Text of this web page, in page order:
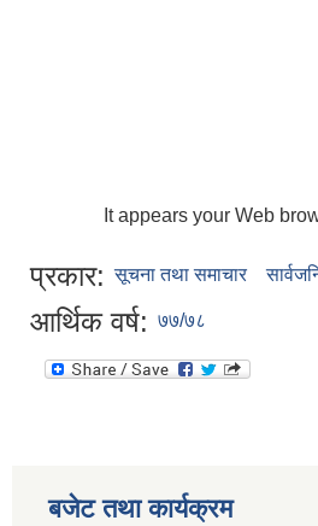
It appears your Web
प्रकार: सूचना तथा समाचार
आर्थिक वर्ष: ७७/७८
बजेट तथा कार्यक्रम